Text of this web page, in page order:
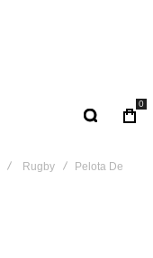
0
Rugby
Pelota De